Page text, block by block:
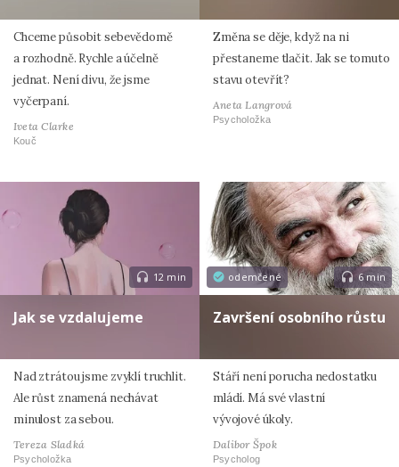
Chceme působit sebevědomě
a rozhodně. Rychle a účelně
jednat. Není divu, že jsme
vyčerpaní.
Iveta Clarke
Kouč
Změna se děje, když na ni
přestaneme tlačit. Jak se tomuto
stavu otevřít?
Aneta Langrová
Psycholožka
12 min
Jak se vzdalujeme
Nad ztrátou jsme zvyklí truchlit.
Ale růst znamená nechávat
minulost za sebou.
Tereza Sladká
Psycholožka
odemčené 6 min
Završení osobního růstu
Stáří není porucha nedostatku
mládí. Má své vlastní
vývojové úkoly.
Dalibor Špok
Psycholog